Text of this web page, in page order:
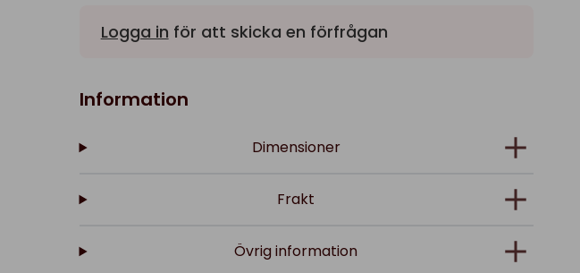
Logga in för att skicka en förfrågan
Information
Dimensioner
Frakt
Övrig information